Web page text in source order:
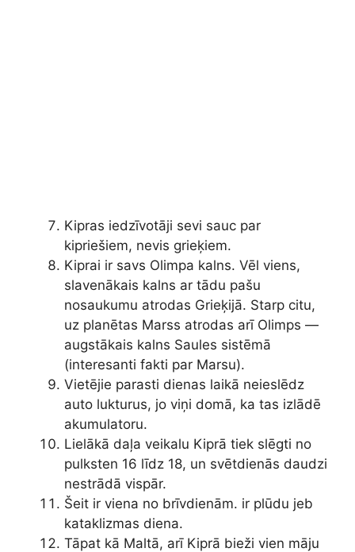
Kipras iedzīvotāji sevi sauc par
kipriešiem, nevis grieķiem.
Kiprai ir savs Olimpa kalns. Vēl viens,
slavenākais kalns ar tādu pašu
nosaukumu atrodas Grieķijā. Starp citu,
uz planētas Marss atrodas arī Olimps —
augstākais kalns Saules sistēmā
(interesanti fakti par Marsu).
Vietējie parasti dienas laikā neieslēdz
auto lukturus, jo viņi domā, ka tas izlādē
akumulatoru.
Lielākā daļa veikalu Kiprā tiek slēgti no
pulksten 16 līdz 18, un svētdienās daudzi
nestrādā vispār.
Šeit ir viena no brīvdienām. ir plūdu jeb
kataklizmas diena.
Tāpat kā Maltā, arī Kiprā bieži vien māju